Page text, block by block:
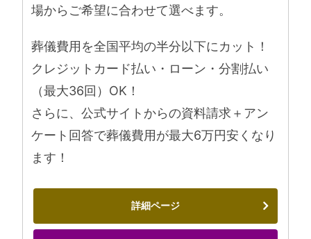
場からご希望に合わせて選べます。
葬儀費用を全国平均の半分以下にカット！
クレジットカード払い・ローン・分割払い
（最大36回）OK！
さらに、公式サイトからの資料請求＋アン
ケート回答で葬儀費用が最大6万円安くなり
ます！
詳細ページ